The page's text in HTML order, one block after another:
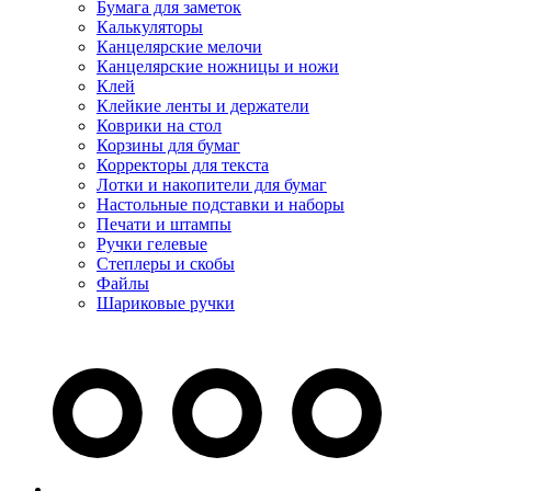
Бумага для заметок
Калькуляторы
Канцелярские мелочи
Канцелярские ножницы и ножи
Клей
Клейкие ленты и держатели
Коврики на стол
Корзины для бумаг
Корректоры для текста
Лотки и накопители для бумаг
Настольные подставки и наборы
Печати и штампы
Ручки гелевые
Степлеры и скобы
Файлы
Шариковые ручки